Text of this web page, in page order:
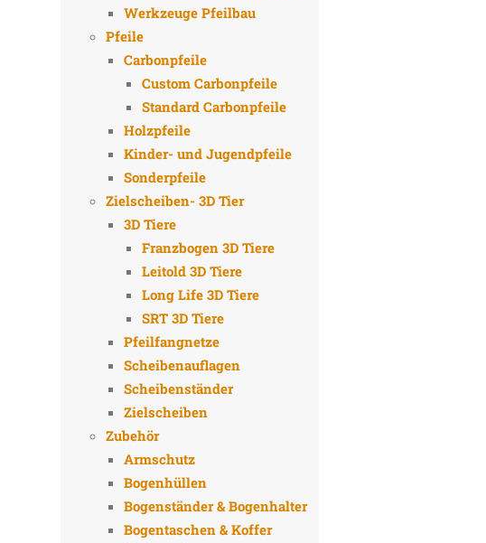
Werkzeuge Pfeilbau
Pfeile
Carbonpfeile
Custom Carbonpfeile
Standard Carbonpfeile
Holzpfeile
Kinder- und Jugendpfeile
Sonderpfeile
Zielscheiben- 3D Tier
3D Tiere
Franzbogen 3D Tiere
Leitold 3D Tiere
Long Life 3D Tiere
SRT 3D Tiere
Pfeilfangnetze
Scheibenauflagen
Scheibenständer
Zielscheiben
Zubehör
Armschutz
Bogenhüllen
Bogenständer & Bogenhalter
Bogentaschen & Koffer